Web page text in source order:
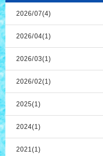
2026/07(4)
2026/04(1)
2026/03(1)
2026/02(1)
2025(1)
2024(1)
2021(1)